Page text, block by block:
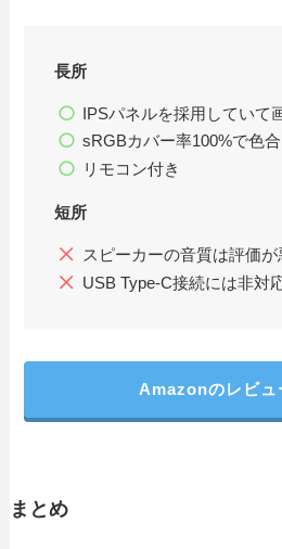
長所
IPSパネルを採用していて
sRGBカバー率100%で色
リモコン付き
短所
スピーカーの音質は評価が
USB Type-C接続には非対
Amazonのレビュ
まとめ